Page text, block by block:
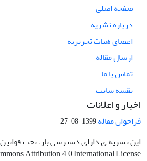
صفحه اصلی
درباره نشریه
اعضای هیات تحریریه
ارسال مقاله
تماس با ما
نقشه سایت
اخبار و اعلانات
فراخوان مقاله1399-08-27
این نشریه ی دارای دسترسی باز، تحت قوانین